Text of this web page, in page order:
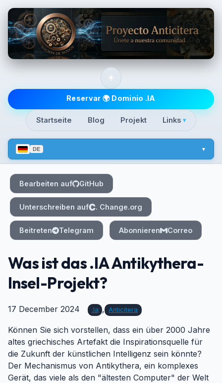
Top level
Startseite Blog Projekt Links ▾
DE
☀️
Reservar 🌍 Dominio .IA
Bearbeiten auf GitHub
Unterschreiben auf . Change.org
Beitreten Telegram Abonnieren Correo
Was ist das .IA Antikythera-
Insel-Projekt?
17 December 2024 .ia , Anticitera
Können Sie sich vorstellen, dass ein über 2000 Jahre
altes griechisches Artefakt die Inspirationsquelle für
die Zukunft der künstlichen Intelligenz sein könnte?
Der Mechanismus von Antikythera, ein komplexes
Gerät, das viele als den "ältesten Computer" der Welt